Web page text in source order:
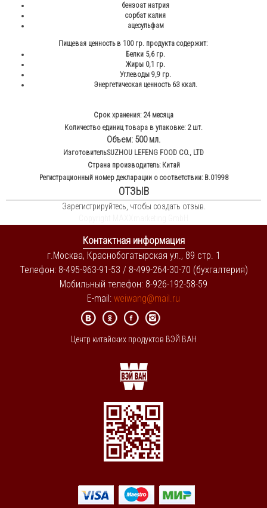
бензоат натрия
сорбат калия
ацесульфам
Пищевая ценность в 100 гр. продукта содержит:
Белки 5,6 гр.
Жиры 0,1 гр.
Углеводы 9,9 гр.
Энергетическая ценность 63 ккал.
Срок хранения: 24 месяца
Количество единиц товара в упаковке: 2 шт.
Объем: 500 мл.
Изготовитель:SUZHOU LEFENG FOOD CO., LTD
Страна производитель: Китай
Регистрационный номер декларации о соответствии: B.01998
ОТЗЫВ
Зарегистрируйтесь, чтобы создать отзыв.
Контактная информация
г.Москва, Краснобогатырская ул., 89 стр. 1
Телефон: 8-495-963-91-53 / 8-499-264-30-70 (бухгалтерия)
Мобильный телефон: 8-926-192-58-59
E-mail: weiwang@mail.ru
Центр китайских продуктов ВЭЙ ВАН